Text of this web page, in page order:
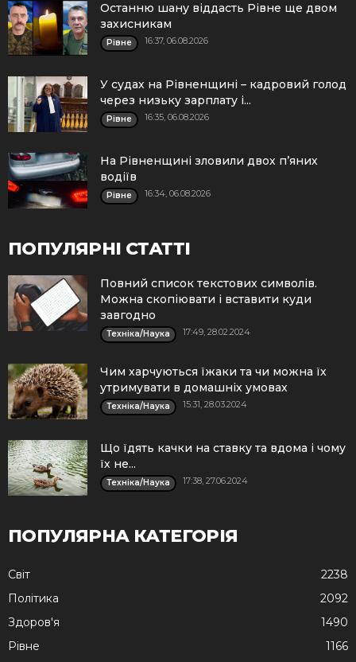
Останню шану віддасть Рівне ще двом
захисникам
Рівне 16:37, 06.08.2026
У судах на Рівненщині – кадровий голод
через низьку зарплату і...
Рівне 16:35, 06.08.2026
На Рівненщині зловили двох п’яних
водіїв
Рівне 16:34, 06.08.2026
ПОПУЛЯРНІ СТАТТІ
Повний список текстових символів.
Можна скопіювати і вставити куди
завгодно
Техніка/Наука 17:49, 28.02.2024
Чим харчуються їжаки та чи можна їх
утримувати в домашніх умовах
Техніка/Наука 15:31, 28.03.2024
Що їдять качки на ставку та вдома і чому
їх не...
Техніка/Наука 17:38, 27.06.2024
ПОПУЛЯРНА КАТЕГОРІЯ
Cвіт
2238
Політика
2092
Здоров'я
1490
Рівне
1166